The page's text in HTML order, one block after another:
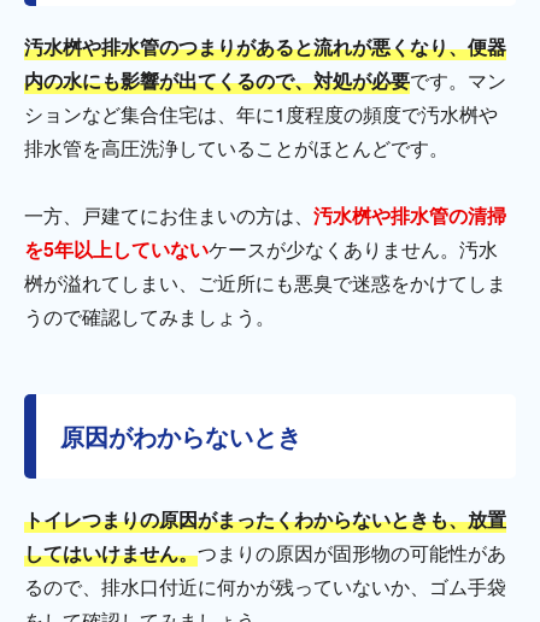
汚水桝や排水管のつまりがあると流れが悪くなり、便器
内の水にも影響が出てくるので、対処が必要です。マン
ションなど集合住宅は、年に1度程度の頻度で汚水桝や
排水管を高圧洗浄していることがほとんどです。
一方、戸建てにお住まいの方は、 汚水桝や排水管の清掃
を5年以上していないケースが少なくありません。汚水
桝が溢れてしまい、ご近所にも悪臭で迷惑をかけてしま
うので確認してみましょう。
原因がわからないとき
トイレつまりの原因がまったくわからないときも、放置
してはいけません。つまりの原因が固形物の可能性があ
るので、排水口付近に何かが残っていないか、ゴム手袋